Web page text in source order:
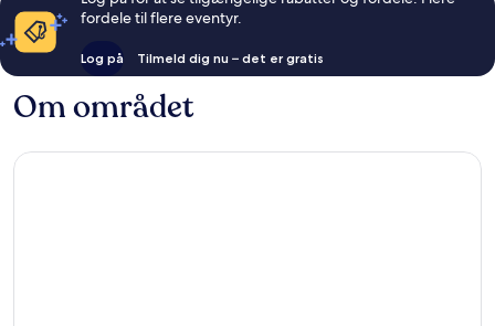
fordele til flere eventyr.
Log på Tilmeld dig nu – det er gratis
Om området